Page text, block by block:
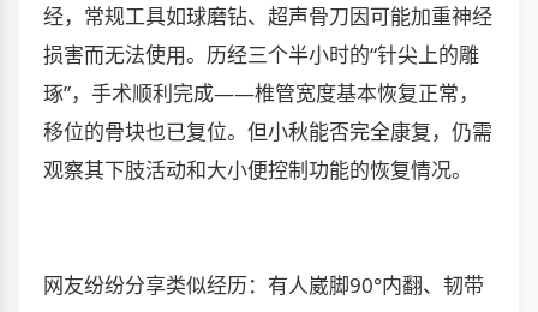
经，常规工具如球磨钻、超声骨刀因可能加重神经
损害而无法使用。历经三个半小时的“针尖上的雕
琢”，手术顺利完成——椎管宽度基本恢复正常，
移位的骨块也已复位。但小秋能否完全康复，仍需
观察其下肢活动和大小便控制功能的恢复情况。
网友纷纷分享类似经历：有人崴脚90°内翻、韧带